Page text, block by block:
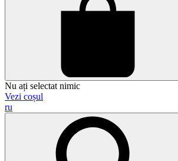
Nu ați selectat nimic
Vezi coșul
ru